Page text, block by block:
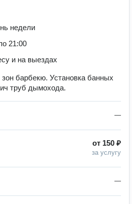
недели
21:00
и на выездах
барбекю. Установка банных
труб дымохода.
—
от 150 ₽
за услугу
—